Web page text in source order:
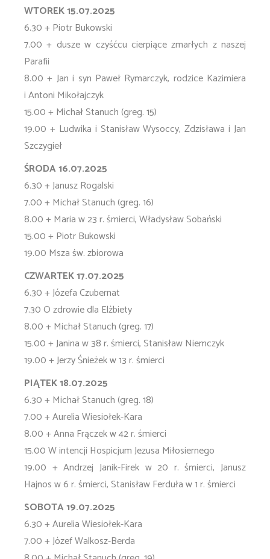
WTOREK 15.07.2025
6.30 + Piotr Bukowski
7.00 + dusze w czyśćcu cierpiące zmarłych z naszej
Parafii
8.00 + Jan i syn Paweł Rymarczyk, rodzice Kazimiera
i Antoni Mikołajczyk
15.00 + Michał Stanuch (greg. 15)
19.00 + Ludwika i Stanisław Wysoccy, Zdzisława i Jan
Szczygieł
ŚRODA 16.07.2025
6.30 + Janusz Rogalski
7.00 + Michał Stanuch (greg. 16)
8.00 + Maria w 23 r. śmierci, Władysław Sobański
15.00 + Piotr Bukowski
19.00 Msza św. zbiorowa
CZWARTEK 17.07.2025
6.30 + Józefa Czubernat
7.30 O zdrowie dla Elżbiety
8.00 + Michał Stanuch (greg. 17)
15.00 + Janina w 38 r. śmierci, Stanisław Niemczyk
19.00 + Jerzy Śnieżek w 13 r. śmierci
PIĄTEK 18.07.2025
6.30 + Michał Stanuch (greg. 18)
7.00 + Aurelia Wiesiołek-Kara
8.00 + Anna Frączek w 42 r. śmierci
15.00 W intencji Hospicjum Jezusa Miłosiernego
19.00 + Andrzej Janik-Firek w 20 r. śmierci, Janusz
Hajnos w 6 r. śmierci, Stanisław Ferduła w 1 r. śmierci
SOBOTA 19.07.2025
6.30 + Aurelia Wiesiołek-Kara
7.00 + Józef Walkosz-Berda